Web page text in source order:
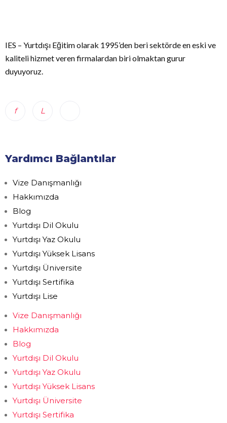
IES – Yurtdışı Eğitim olarak 1995’den beri sektörde en eski ve
kaliteli hizmet veren firmalardan biri olmaktan gurur
duyuyoruz.
Yardımcı Bağlantılar
Vize Danışmanlığı
Hakkımızda
Blog
Yurtdışı Dil Okulu
Yurtdışı Yaz Okulu
Yurtdışı Yüksek Lisans
Yurtdışı Üniversite
Yurtdışı Sertifika
Yurtdışı Lise
Vize Danışmanlığı
Hakkımızda
Blog
Yurtdışı Dil Okulu
Yurtdışı Yaz Okulu
Yurtdışı Yüksek Lisans
Yurtdışı Üniversite
Yurtdışı Sertifika